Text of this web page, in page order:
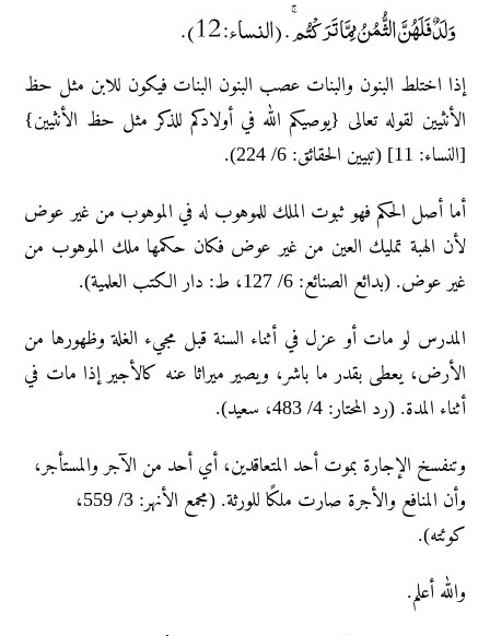
وَلَدٌ فَلَهُنَّ الثُّمُنُ مِمَّا تَرَكْتُم ۚ. (النساء: 12).
إذا اختلط البنون والبنات عصب البنون البنات فيكون للابن مثل حظ
الأنثيين لقوله تعالى {يوصيكم الله في أولادكم للذكر مثل حظ الأنثيين}
[النساء: 11] (تبيين الحقائق: 6/ 224).
أما أصل الحكم فهو ثبوت الملك للموهوب له في الموهوب من غير عوض
لأن الهبة تمليك العين من غير عوض فكان حكمها ملك الموهوب من
غير عوض. (بدائع الصنائع: 6/ 127، ط: دار الکتب العلمیة).
المدرس لو مات أو عزل في أثناء السنة قبل مجيء الغلة وظهورها من
الأرض، يعطى بقدر ما باشر، ويصير ميراثا عنه كالأجير إذا مات في
أثناء المدة. (رد المحتار: 4/ 483، سعيد).
وتنفسخ الإجارة بموت أحد المتعاقدين، أي أحد من الآجر والمستأجر،
وأن المنافع والأجرة صارت ملكًا للورثة. (مجمع الأنهر: 3/ 559،
كوئته).
والله أعلم.